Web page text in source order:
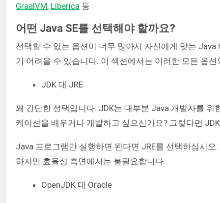
GraalVM, Liberica 등
어떤 Java SE를 선택해야 할까요?
선택할 수 있는 옵션이 너무 많아서 자신에게 맞는
기 어려울 수 있습니다. 이 섹션에서는 이러한 모든 옵
JDK 대 JRE
꽤 간단한 선택입니다. JDK는 대부분 Java 개발자를 위
케이션을 배우거나 개발하고 싶으신가요? 그렇다면
Java 프로그램만 실행하면 된다면 JRE를 선택하십시오
하지만 효율성 측면에서는 불필요합니다.
OpenJDK 대 Oracle